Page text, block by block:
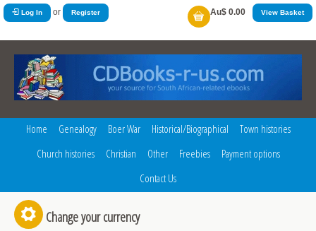
Log In or Register Au$ 0.00 View Basket
Home Genealogy Boer War Historical/Biographical
Town histories
Church histories
Christian Other Freebies
Payment options
Contact Us
Change your currency